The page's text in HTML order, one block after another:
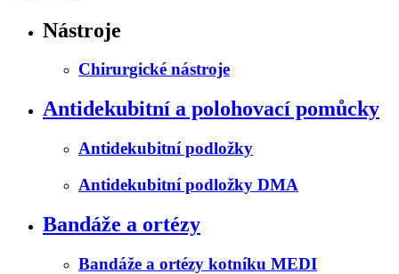
Nástroje
Chirurgické nástroje
Antidekubitní a polohovací pomůcky
Antidekubitní podložky
Antidekubitní podložky DMA
Bandáže a ortézy
Bandáže a ortézy kotníku MEDI